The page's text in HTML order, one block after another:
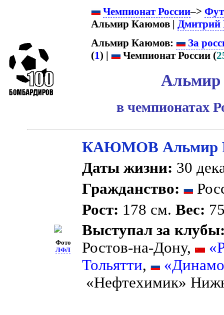
Чемпионат России–>
Альмир Каюмов | Дмитрий
Альмир Каюмов:
За
(1) | Чемпионат России (
в чемпионатах
Фото
ЛФЛ
КАЮМОВ Альмир
Даты жизни: 30
Гражданство:
Рост: 178 см.Вес:
Выступал за
Ростов-на-Дону,
Тольятти,
«Нефтехимик»